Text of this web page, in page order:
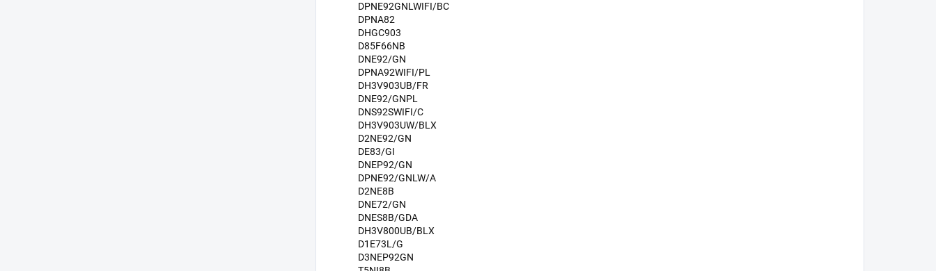
DPNE92GNLWIFI/BC
DPNA82
DHGC903
D85F66NB
DNE92/GN
DPNA92WIFI/PL
DH3V903UB/FR
DNE92/GNPL
DNS92SWIFI/C
DH3V903UW/BLX
D2NE92/GN
DE83/GI
DNEP92/GN
DPNE92/GNLW/A
D2NE8B
DNE72/GN
DNES8B/GDA
DH3V800UB/BLX
D1E73L/G
D3NEP92GN